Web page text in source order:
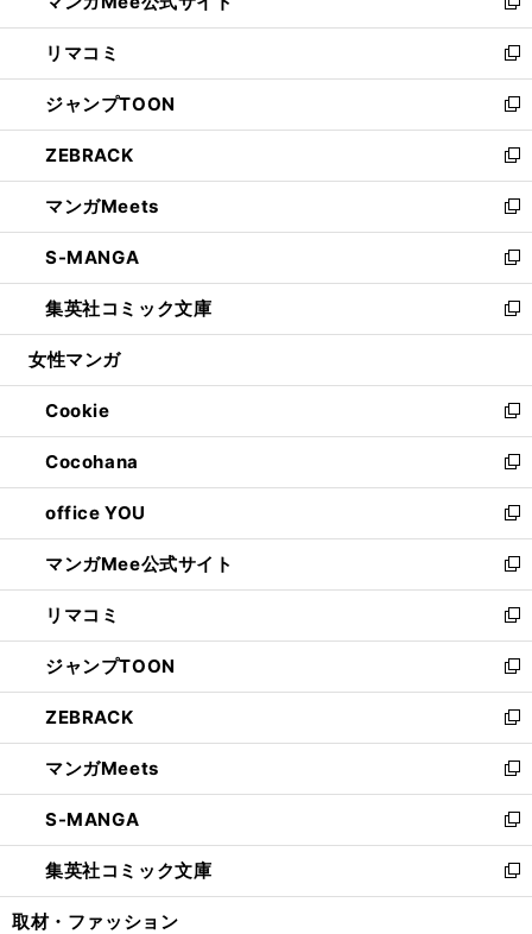
ウ
で
開
く
ィ
ン
ド
ウ
で
開
く
い
ウ
ィ
ン
ド
ウ
で
開
く
新
し
い
ウ
ィ
ン
ド
ウ
で
開
く
リマコミ
新
し
い
ウ
ィ
ン
ド
ウ
で
開
く
ジャンプTOON
新
し
い
ウ
ィ
ン
ド
ウ
で
開
ZEBRACK
新
し
い
ウ
ィ
ン
ド
ウ
開
く
マンガMeets
新
し
い
ウ
ィ
ン
ウ
で
開
く
S-MANGA
新
し
い
ウ
ン
ド
ウ
で
開
く
集英社コミック文庫
新
し
ウ
ィ
ン
ド
ウ
で
開
く
女性マンガ
Cookie
新
し
い
ウ
ィ
ン
ド
ウ
で
開
く
Cocohana
新
し
い
ウ
ィ
ン
ド
ウ
で
開
く
office YOU
新
し
い
ウ
ィ
ン
ド
ウ
で
開
く
マンガMee公式サイト
新
し
い
ウ
ィ
ン
ド
ウ
で
開
く
リマコミ
新
し
い
ウ
ィ
ン
ド
ウ
で
開
く
ジャンプTOON
新
し
い
ウ
ィ
ン
ド
ウ
で
開
ZEBRACK
新
し
い
ウ
ィ
ン
ド
ウ
マンガMeets
新
し
い
ウ
ィ
ン
S-MANGA
新
し
い
ウ
集英社コミック文庫
新
し
取材・ファッション